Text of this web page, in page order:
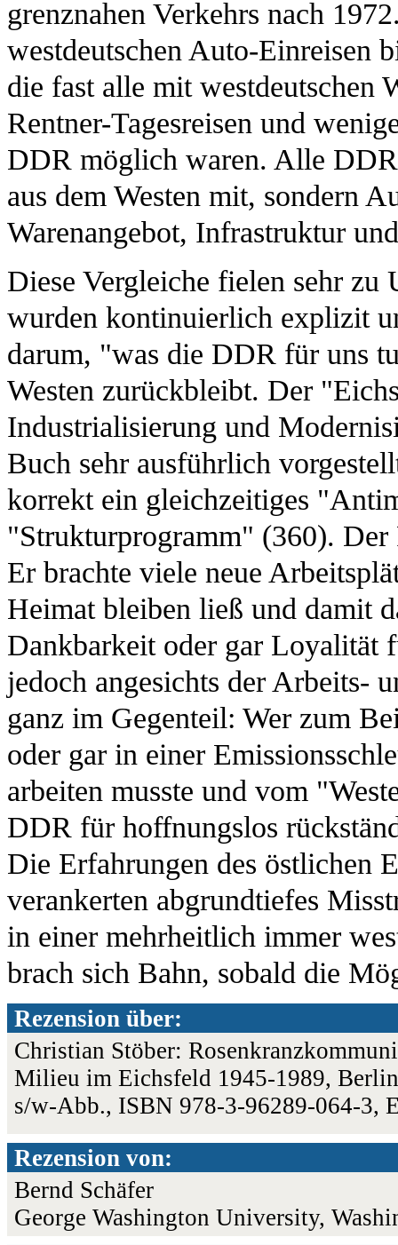
grenznahen Verkehrs nach
westdeutschen Auto-Einreisen
die fast alle mit westdeutschen
Rentner-Tagesreisen und
DDR möglich waren. Alle
aus dem Westen mit, sondern
Warenangebot, Infrastruktur
Diese Vergleiche fielen sehr zu
wurden kontinuierlich explizit
darum, "was die DDR für uns
Westen zurückbleibt. Der
Industrialisierung und
Buch sehr ausführlich
korrekt ein gleichzeitiges
"Strukturprogramm" (360). Der
Er brachte viele neue
Heimat bleiben ließ und damit
Dankbarkeit oder gar Loyalität
jedoch angesichts der Arbeits-
ganz im Gegenteil: Wer zum
oder gar in einer
arbeiten musste und vom
DDR für hoffnungslos
Die Erfahrungen des östlichen
verankerten abgrundtiefes
in einer mehrheitlich immer
brach sich Bahn, sobald die
Rezension über:
Christian Stöber:
Milieu im Eichsfeld 1945-1989,
s/w-Abb., ISBN 978-3-96289-064-3,
Rezension von:
Bernd Schäfer
George Washington University,